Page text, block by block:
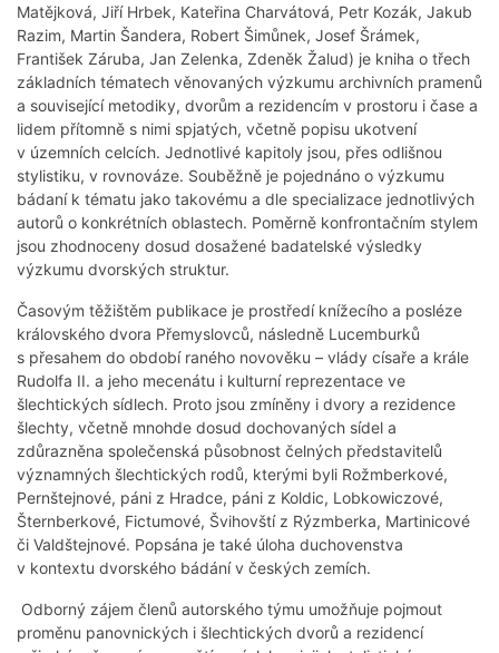
Matějková, Jiří Hrbek, Kateřina Charvátová, Petr Kozák, Jakub
Razim, Martin Šandera, Robert Šimůnek, Josef Šrámek,
František Záruba, Jan Zelenka, Zdeněk Žalud) je kniha o třech
základních tématech věnovaných výzkumu archivních pramenů
a související metodiky, dvorům a rezidencím v prostoru i čase a
lidem přítomně s nimi spjatých, včetně popisu ukotvení
v územních celcích. Jednotlivé kapitoly jsou, přes odlišnou
stylistiku, v rovnováze. Souběžně je pojednáno o výzkumu
bádaní k tématu jako takovému a dle specializace jednotlivých
autorů o konkrétních oblastech. Poměrně konfrontačním stylem
jsou zhodnoceny dosud dosažené badatelské výsledky
výzkumu dvorských struktur.
Časovým těžištěm publikace je prostředí knížecího a posléze
královského dvora Přemyslovců, následně Lucemburků
s přesahem do období raného novověku – vlády císaře a krále
Rudolfa II. a jeho mecenátu i kulturní reprezentace ve
šlechtických sídlech. Proto jsou zmíněny i dvory a rezidence
šlechty, včetně mnohde dosud dochovaných sídel a
zdůrazněna společenská působnost čelných představitelů
významných šlechtických rodů, kterými byli Rožmberkové,
Pernštejnové, páni z Hradce, páni z Koldic, Lobkowiczové,
Šternberkové, Fictumové, Švihovští z Rýzmberka, Martinicové
či Valdštejnové. Popsána je také úloha duchovenstva
v kontextu dvorského bádání v českých zemích.
Odborný zájem členů autorského týmu umožňuje pojmout
proměnu panovnických i šlechtických dvorů a rezidencí